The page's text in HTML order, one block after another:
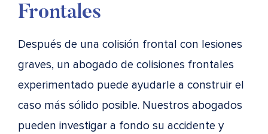
Frontales
Después de una colisión frontal con lesiones
graves, un abogado de colisiones frontales
experimentado puede ayudarle a construir el
caso más sólido posible. Nuestros abogados
pueden investigar a fondo su accidente y